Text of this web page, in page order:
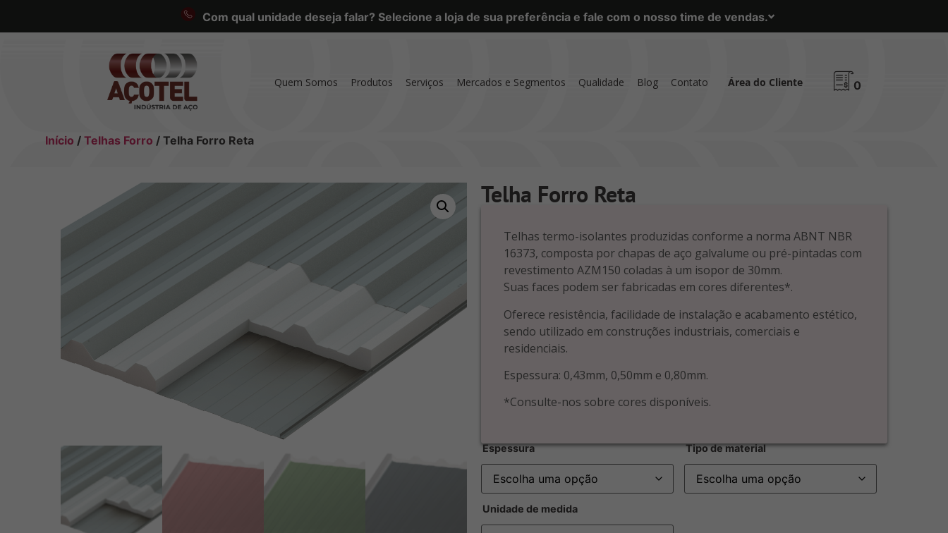
Com qual unidade deseja falar? Selecione a loja de sua preferência e fale com o nosso time de vendas.
Quem Somos Produtos Serviços Mercados e Segmentos Qualidade Blog Contato Área do Cliente 0
Início / Telhas Forro / Telha Forro Reta
Telha Forro Reta
Telhas termo-isolantes produzidas conforme a norma ABNT NBR
16373, composta por chapas de aço galvalume ou pré-pintadas com
revestimento AZM150 coladas à um isopor de 30mm.
Suas faces podem ser fabricadas em cores diferentes*.
Oferece resistência, facilidade de instalação e acabamento estético,
sendo utilizado em construções industriais, comerciais e
residenciais.
Espessura: 0,43mm, 0,50mm e 0,80mm.
*Consulte-nos sobre cores disponíveis.
Espessura Tipo de material
Unidade de medida